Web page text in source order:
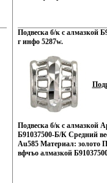
Подвеска б/к с алмазкой
г инфо 5287w.
Подвеска б/к с алмазкой
Б91037500-Б/К Средний
Au585 Материал: золото
вфчъо алмазкой